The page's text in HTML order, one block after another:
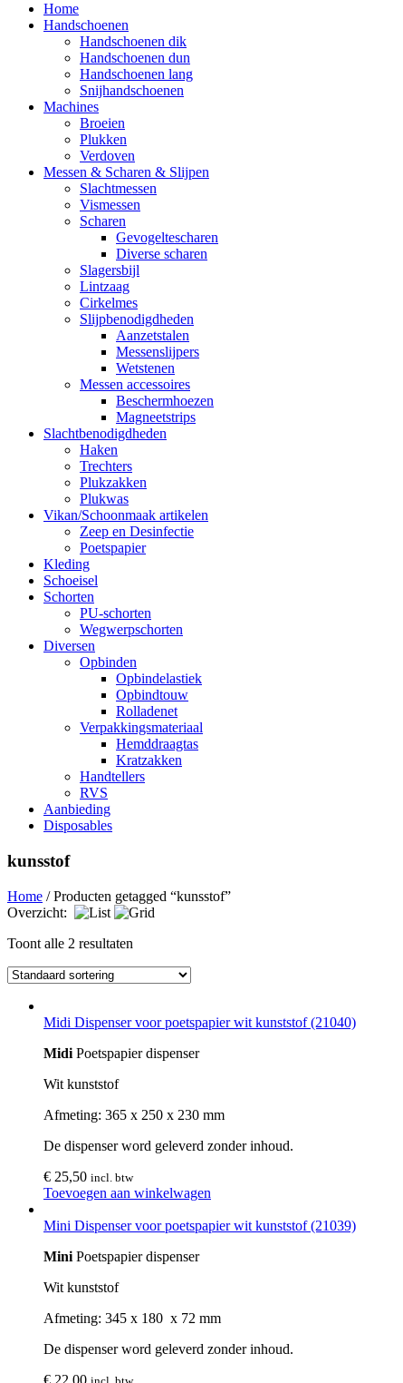
Home
Handschoenen
Handschoenen dik
Handschoenen dun
Handschoenen lang
Snijhandschoenen
Machines
Broeien
Plukken
Verdoven
Messen & Scharen & Slijpen
Slachtmessen
Vismessen
Scharen
Gevogeltescharen
Diverse scharen
Slagersbijl
Lintzaag
Cirkelmes
Slijpbenodigdheden
Aanzetstalen
Messenslijpers
Wetstenen
Messen accessoires
Beschermhoezen
Magneetstrips
Slachtbenodigdheden
Haken
Trechters
Plukzakken
Plukwas
Vikan/Schoonmaak artikelen
Zeep en Desinfectie
Poetspapier
Kleding
Schoeisel
Schorten
PU-schorten
Wegwerpschorten
Diversen
Opbinden
Opbindelastiek
Opbindtouw
Rolladenet
Verpakkingsmateriaal
Hemddraagtas
Kratzakken
Handtellers
RVS
Aanbieding
Disposables
kunsstof
Home / Producten getagged “kunsstof”
Overzicht:
Toont alle 2 resultaten
Midi Dispenser voor poetspapier wit kunststof (21040)
Midi Poetspapier dispenser
Wit kunststof
Afmeting: 365 x 250 x 230 mm
De dispenser word geleverd zonder inhoud.
€ 25,50 incl. btw
Toevoegen aan winkelwagen
Mini Dispenser voor poetspapier wit kunststof (21039)
Mini Poetspapier dispenser
Wit kunststof
Afmeting: 345 x 180 x 72 mm
De dispenser word geleverd zonder inhoud.
€ 22,00